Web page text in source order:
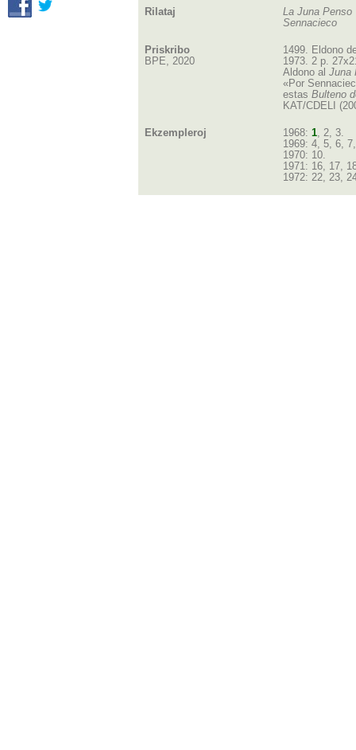
Rilataj
La Juna Penso
Sennacieco
Priskribo
BPE, 2020
1499. Eldono
1973. 2 p.
Aldono al Juna
«Por
estas Bulteno
KAT/CDELI
Ekzempleroj 1968: 1, 2, 3.
1969: 4, 5, 6,
1970: 10.
1971: 16, 17,
1972: 22, 23,